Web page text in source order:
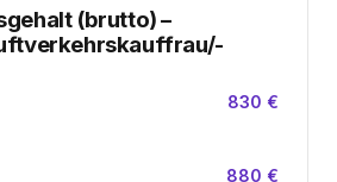
(brutto)–
830 €
880 €